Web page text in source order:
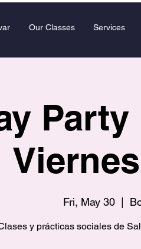
Our Classes Services
Fri, May 30
  |
y prácticas sociales de